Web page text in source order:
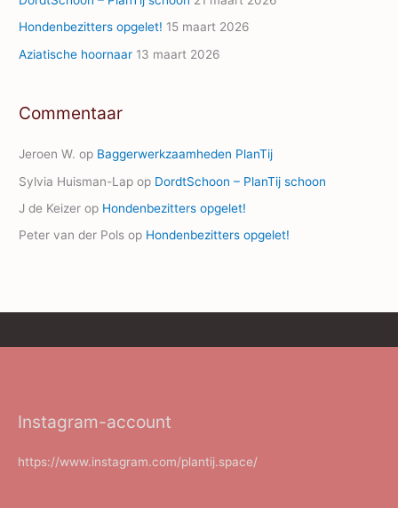
Hondenbezitters opgelet! 15 maart 2026
Aziatische hoornaar 13 maart 2026
Commentaar
Jeroen W. op Baggerwerkzaamheden PlanTij
Sylvia Huisman-Lap op DordtSchoon – PlanTij schoon
J de Keizer op Hondenbezitters opgelet!
Peter van der Pols op Hondenbezitters opgelet!
Instagram-account
https://www.instagram.com/plantij.space/